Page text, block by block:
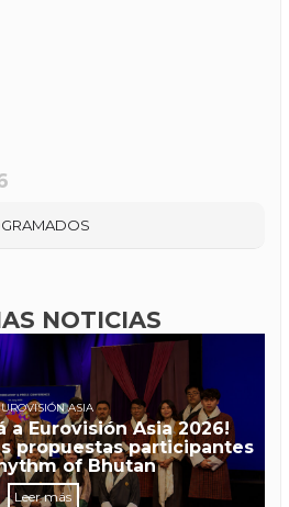
NOTICIAS
ASIA
a Eurovisión Asia 2026!
propuestas participantes
of Bhutan
Leer más